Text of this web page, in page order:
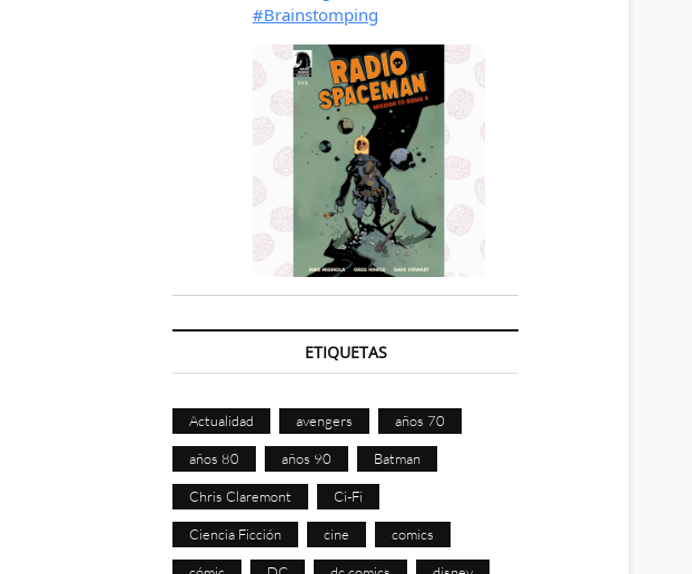
ETIQUETAS
Actualidad avengers años 70
años 80 años 90 Batman
Chris Claremont Ci-Fi
Ciencia Ficción cine comics